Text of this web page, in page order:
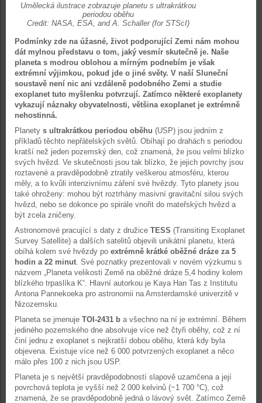
Umělecká ilustrace zobrazuje planetu s ultrakrátkou
periodou oběhu
Credit: NASA, ESA, and A. Schaller (for STScI)
Podmínky zde na úžasné, život podporující Zemi nám mohou
dát mylnou představu o tom, jaký vesmír skutečně je. Naše
planeta s modrou oblohou a mírným podnebím je však
extrémní výjimkou, pokud jde o jiné světy. V naší Sluneční
soustavě není nic ani vzdáleně podobného Zemi a studie
exoplanet tuto myšlenku potvrzují. Zatímco některé exoplanety
vykazují náznaky obyvatelnosti, většina exoplanet je extrémně
nehostinná.
Planety s ultrakrátkou periodou oběhu (USP) jsou jedním z
příkladů těchto nepřátelských světů. Obíhají po drahách s periodou
kratší než jeden pozemský den, což znamená, že jsou velmi blízko
svých hvězd. Ve skutečnosti jsou tak blízko, že jejich povrchy jsou
roztavené a pravděpodobně ztratily veškerou atmosféru, kterou
měly, a to kvůli intenzivnímu záření své hvězdy. Tyto planety jsou
také ohroženy: mohou být roztrhány masivní gravitační silou svých
hvězd, nebo se dokonce po spirále vnořit do mateřských hvězd a
být zcela zničeny.
Astronomové pracující s daty z družice TESS (Transiting Exoplanet
Survey Satellite) a dalších satelitů objevili unikátní planetu, která
obíhá kolem své hvězdy po extrémně krátké oběžné dráze za 5
hodin a 22 minut . Své poznatky prezentovali v novém výzkumu s
názvem „Planeta velikosti Země na oběžné dráze 5,4 hodiny kolem
blízkého trpaslíka K“. Hlavní autorkou je Kaya Han Tas z Institutu
Antona Pannekoeka pro astronomii na Amsterdamské univerzitě v
Nizozemsku.
Planeta se jmenuje TOI-2431 b a všechno na ní je extrémní. Během
jediného pozemského dne absolvuje více než čtyři oběhy, což z ní
činí jednu z exoplanet s nejkratší dobou oběhu, která kdy byla
objevena. Existuje více než 6 000 potvrzených exoplanet a něco
málo přes 100 z nich jsou USP.
Planeta je s největší pravděpodobností slapově uzamčena a její
povrchová teplota je vyšší než 2 000 kelvinů (~1 700 °C), což
znamená, že se pravděpodobně jedná o lávový svět. Zatímco Země